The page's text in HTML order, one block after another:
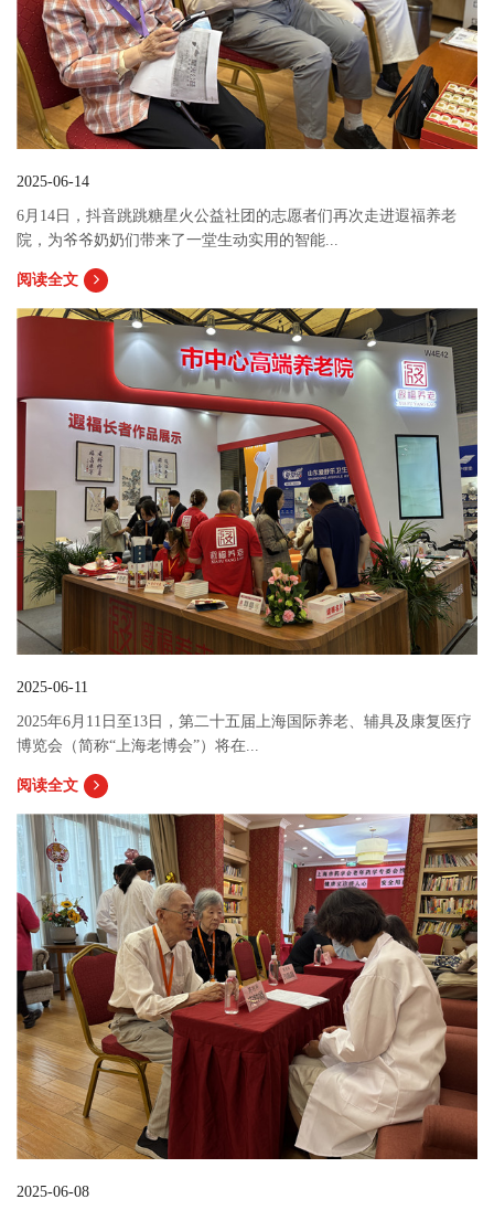
2025-06-14
6月14日，抖音跳跳糖星火公益社团的志愿者们再次走进遐福养老
院，为爷爷奶奶们带来了一堂生动实用的智能...
阅读全文
2025-06-11
2025年6月11日至13日，第二十五届上海国际养老、辅具及康复医疗
博览会（简称“上海老博会”）将在...
阅读全文
2025-06-08